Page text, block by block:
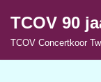
Ga
TCOV 90
TCOV Concertkoor